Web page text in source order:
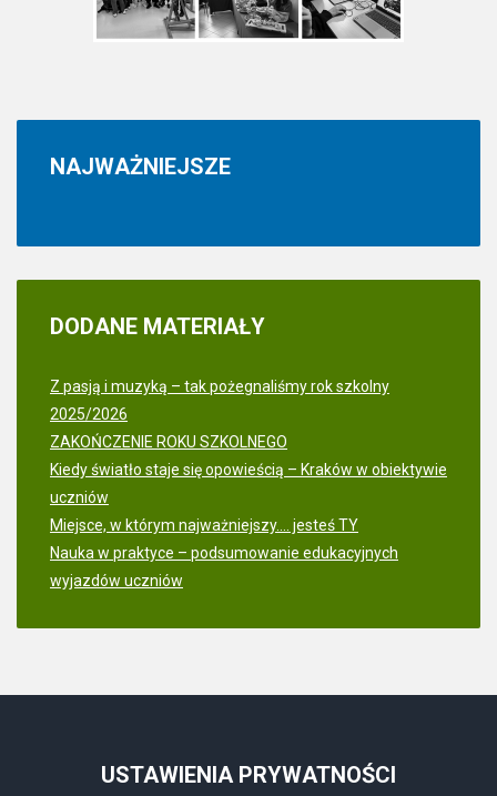
NAJWAŻNIEJSZE
DODANE MATERIAŁY
Z pasją i muzyką – tak pożegnaliśmy rok szkolny
2025/2026
ZAKOŃCZENIE ROKU SZKOLNEGO
Kiedy światło staje się opowieścią – Kraków w obiektywie
uczniów
Miejsce, w którym najważniejszy.... jesteś TY
Nauka w praktyce – podsumowanie edukacyjnych
wyjazdów uczniów
USTAWIENIAPRYWATNOŚCI